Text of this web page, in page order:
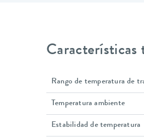
Características
Rango de temperatura de
Temperatura ambiente
Estabilidad de temperatura